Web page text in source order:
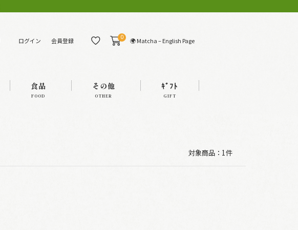
ログイン 会員登録 0 🌍 Matcha – English Page
食品
FOOD
その他
OTHER
ｷﾞﾌﾄ
GIFT
対象商品： 1件